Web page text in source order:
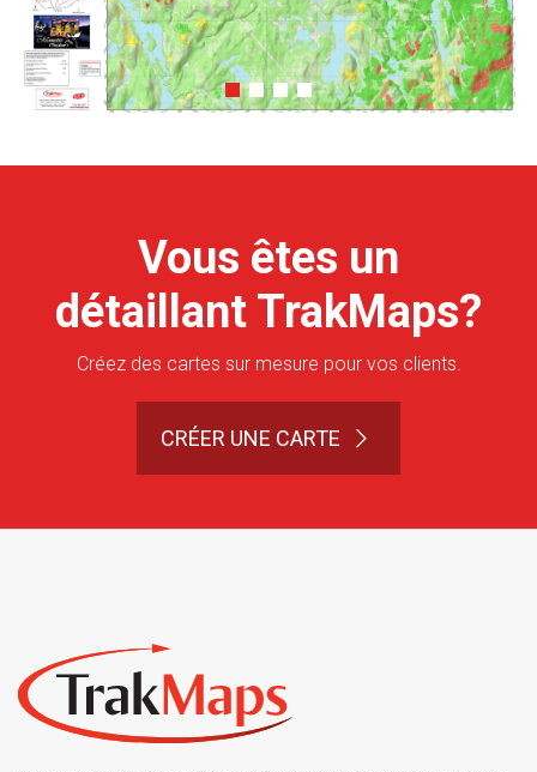
Vous êtes un
détaillant TrakMaps?
Créez des cartes sur mesure pour vos clients.
CRÉER UNE CARTE